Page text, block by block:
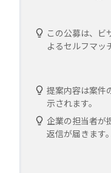
この公募は、
よるセルフマッ
提案内容は案件
示されます。
企業の担当者が
返信が届きます。